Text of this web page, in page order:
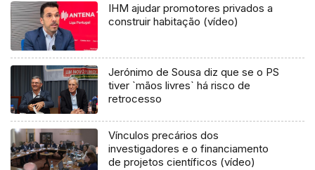
IHM ajudar promotores privados a
construir habitação (vídeo)
Jerónimo de Sousa diz que se o PS
tiver `mãos livres` há risco de
retrocesso
Vínculos precários dos
investigadores e o financiamento
de projetos científicos (vídeo)